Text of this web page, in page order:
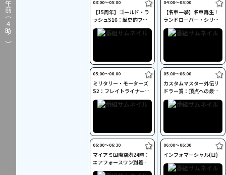
午前（
4
時～）
03:00〜05:00
【15周年】ゴールド・ラ
ッシュS16：歴史的フル
稼働(二)
05:00〜06:00
ミリタリー・モーターズ
S2：フレイトライナー
(二)
06:00〜06:30
マイアミ国際空港24時：
エアフォースワン到着の
舞台裏(二)
04:00〜05:00
【名車一挙】名車再生！
ランドローバー・シリー
ズIIA(二)
05:00〜06:00
カスタムマスター外伝リ
ドラー賞：頂点への最終
工程(二)
06:00〜06:30
インフォマーシャル(日)